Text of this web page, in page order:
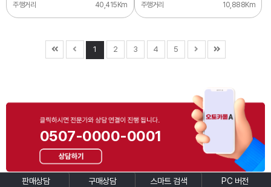
주행거리
40,415Km
주행거리
10,888Km
1 2 3 4 5
0507-0000-0001
판매상담 구매상담 스마트 검색 PC 버전